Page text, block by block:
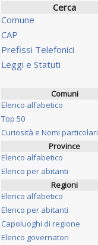
Cerca
Comune
CAP
Prefissi Telefonici
Leggi e Statuti
Comuni
Elenco alfabetico
Top 50
Curiosità e Nomi particolari
Province
Elenco alfabetico
Elenco per abitanti
Regioni
Elenco alfabetico
Elenco per abitanti
Capoluoghi di regione
Elenco governatori